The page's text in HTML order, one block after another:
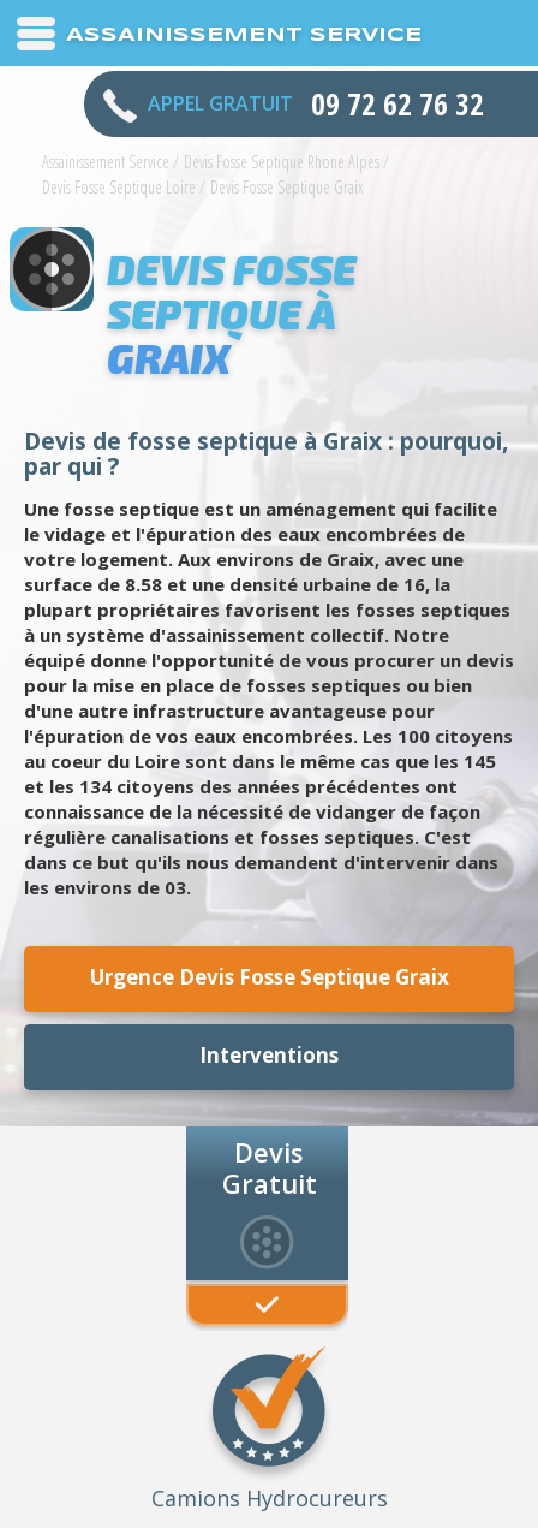
ASSAINISSEMENT SERVICE
APPEL GRATUIT 09 72 62 76 32
Assainissement Service / Devis Fosse Septique Rhone Alpes /
Devis Fosse Septique Loire / Devis Fosse Septique Graix
DEVIS FOSSE
SEPTIQUE À
GRAIX
Devis de fosse septique à Graix : pourquoi,
par qui ?
Une fosse septique est un aménagement qui facilite
le vidage et l'épuration des eaux encombrées de
votre logement. Aux environs de Graix, avec une
surface de 8.58 et une densité urbaine de 16, la
plupart propriétaires favorisent les fosses septiques
à un système d'assainissement collectif. Notre
équipé donne l'opportunité de vous procurer un devis
pour la mise en place de fosses septiques ou bien
d'une autre infrastructure avantageuse pour
l'épuration de vos eaux encombrées. Les 100 citoyens
au coeur du Loire sont dans le même cas que les 145
et les 134 citoyens des années précédentes ont
connaissance de la nécessité de vidanger de façon
régulière canalisations et fosses septiques. C'est
dans ce but qu'ils nous demandent d'intervenir dans
les environs de 03.
Urgence Devis Fosse Septique Graix
Interventions
Devis
Gratuit
Camions Hydrocureurs